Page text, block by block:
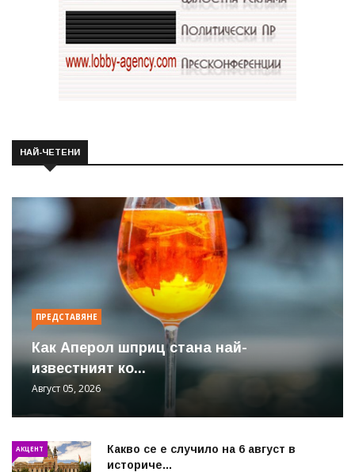
НАЙ-ЧЕТЕНИ
ПРЕДСТАВЯНЕ
Как Аперол шприц стана най-
известният ко...
Август 05, 2026
АКЦЕНТ
Какво се е случило на 6 август в
историче...